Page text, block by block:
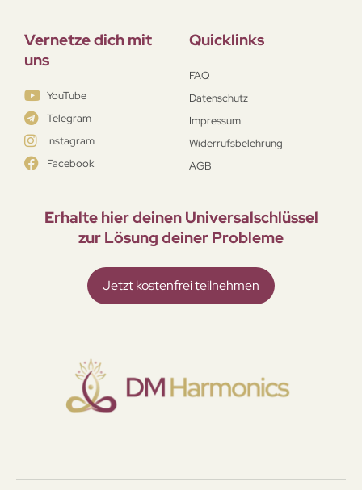
Vernetze dich mit
uns
YouTube
Telegram
Instagram
Facebook
Quicklinks
FAQ
Datenschutz
Impressum
Widerrufsbelehrung
AGB
Erhalte hier deinen Universal­schlüssel
zur Lösung deiner Probleme
Jetzt kostenfrei teilnehmen